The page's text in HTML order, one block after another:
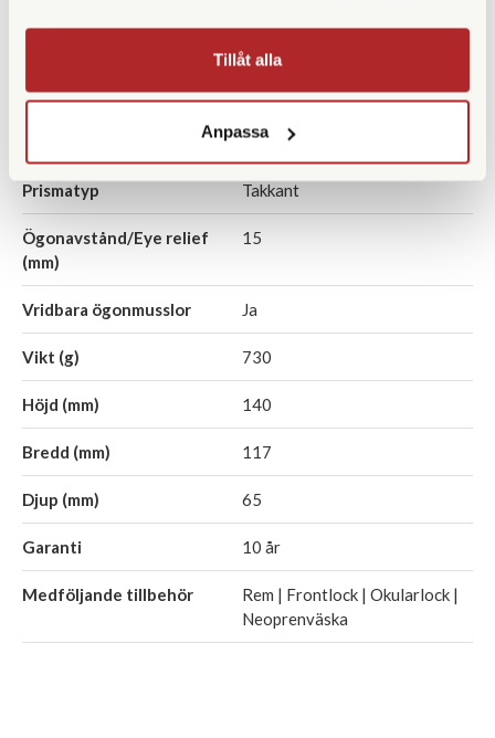
Tillåt alla
Anpassa
1,6
Vattentät Ja
Centrumfocus
Prismatyp Takkant
Ögonavstånd/Eye relief
(mm)
15
Vridbara ögonmusslor Ja
Vikt (g) 730
Höjd (mm) 140
Bredd (mm) 117
Djup (mm) 65
Garanti 10 år
Medföljande tillbehör
Rem | Frontlock | Okularlock |
Neoprenväska